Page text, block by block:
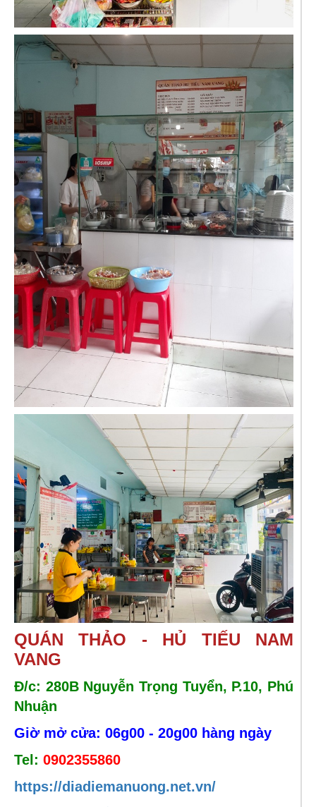
QUÁN THẢO - HỦ TIẾU NAM
VANG
Đ/c: 280B Nguyễn Trọng Tuyển, P.10, Phú
Nhuận
Giờ mở cửa: 06g00 - 20g00 hàng ngày
Tel: 0902355860
https://diadiemanuong.net.vn/